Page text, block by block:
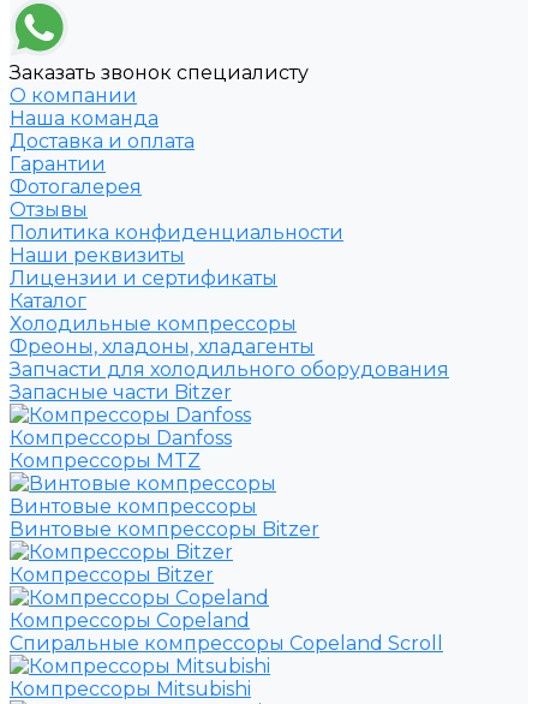
Заказать звонок специалисту
О компании
Наша команда
Доставка и оплата
Гарантии
Фотогалерея
Отзывы
Политика конфиденциальности
Наши реквизиты
Лицензии и сертификаты
Каталог
Холодильные компрессоры
Фреоны, хладоны, хладагенты
Запчасти для холодильного оборудования
Запасные части Bitzer
Компрессоры Danfoss
Компрессоры MTZ
Винтовые компрессоры
Винтовые компрессоры Bitzer
Компрессоры Bitzer
Компрессоры Copeland
Спиральные компрессоры Copeland Scroll
Компрессоры Mitsubishi